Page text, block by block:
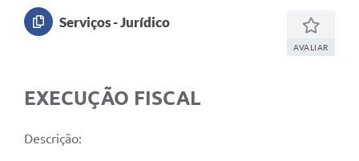
Serviços - Jurídico
AVALIAR
EXECUÇÃO FISCAL
Descrição: